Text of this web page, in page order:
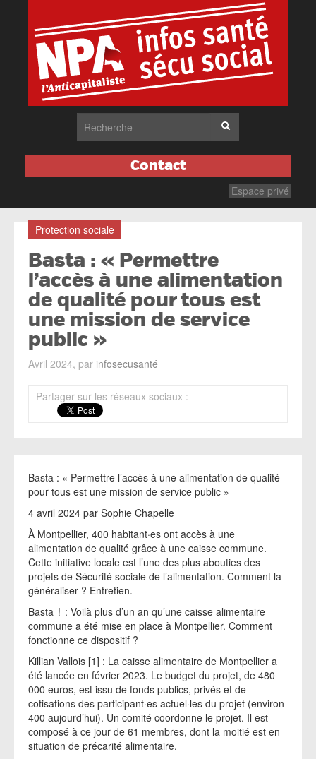
Contact
Espace privé
Protection sociale
Basta : « Permettre
l’accès à une alimentation
de qualité pour tous est
une mission de service
public »
Avril 2024, par infosecusanté
Partager sur les réseaux sociaux :
Basta : « Permettre l’accès à une alimentation de qualité
pour tous est une mission de service public »
4 avril 2024 par Sophie Chapelle
À Montpellier, 400 habitant·es ont accès à une
alimentation de qualité grâce à une caisse commune.
Cette initiative locale est l’une des plus abouties des
projets de Sécurité sociale de l’alimentation. Comment la
généraliser ? Entretien.
Basta ! : Voilà plus d’un an qu’une caisse alimentaire
commune a été mise en place à Montpellier. Comment
fonctionne ce dispositif ?
Killian Vallois [1] : La caisse alimentaire de Montpellier a
été lancée en février 2023. Le budget du projet, de 480
000 euros, est issu de fonds publics, privés et de
cotisations des participant·es actuel·les du projet (environ
400 aujourd’hui). Un comité coordonne le projet. Il est
composé à ce jour de 61 membres, dont la moitié est en
situation de précarité alimentaire.